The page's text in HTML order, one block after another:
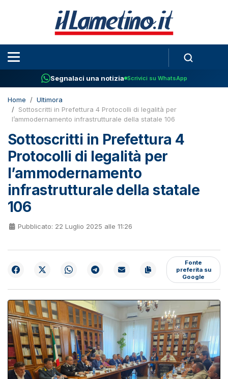
Segnalaci una notizia Scrivici su WhatsApp
Home
Ultimora
Sottoscritti in Prefettura 4 Protocolli di legalità per
l’ammodernamento infrastrutturale della statale 106
Sottoscritti in Prefettura 4
Protocolli di legalità per
l’ammodernamento
infrastrutturale della statale
106
Pubblicato: 22 Luglio 2025 alle 11:26
Fonte
preferita su
Google